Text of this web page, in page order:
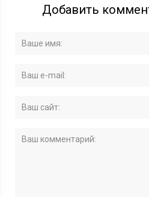
Добавить